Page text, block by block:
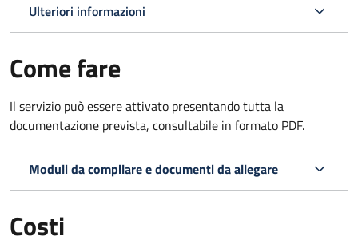
Ulteriori informazioni
Come fare
Il servizio può essere attivato presentando tutta la
documentazione prevista, consultabile in formato PDF.
Moduli da compilare e documenti da allegare
Costi